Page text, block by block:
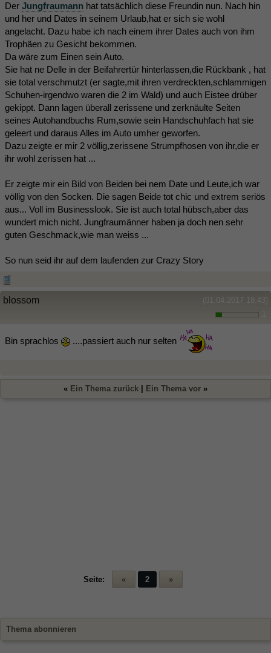
Der Jungfraumann hat tatsächlich diese Freundin nun. Nach hin
und her und Dates in seinem Urlaub,hat er sich sie wohl
angelacht. Dazu habe ich nach einem ihrer Dates auch von ihm
Trophäen zu Gesicht bekommen.
Da wäre zum Einen sein Auto.
Sie hat ne Delle in der Beifahrertür hinterlassen,die Rückbank , hat
sie total verschmutzt (er sagte,mit ihren verdreckten,schlammigen
Schuhen-irgendwo waren die 2 im Wald) und auch Eistee drüber
gekippt. Dann lagen überall zerissene und zerknäulte Seiten
seines Autohandbuchs Rum,sowie sein Handschuhfach hat sie
geleert und daraus Alles im Auto umher geworfen.
Dazu zeigte er mir 2 völlig,zerissene Strumpfhosen von ihr,die er
ihr wohl zerissen hat ...
Er zeigte mir ein Bild von Beiden bei nem Date und Leute,ich war
völlig von den Socken. Die sagen Beide tot chic und extrem seriös
aus... Voll im Businesslook. Sie ist auch total hübsch,aber das
wundert mich nicht. Jungfraumänner​ haben ja doch nen sehr
guten Geschmack,wie man weiss ...
So nun seid ihr auf dem laufenden zur Crazy Story
(01.04.2017 18:43)
blossom
Bin sprachlos ....passiert auch nur selten
« Ein Thema zurück Ein Thema vor »
Seite: « 2 »
Thema abonnieren